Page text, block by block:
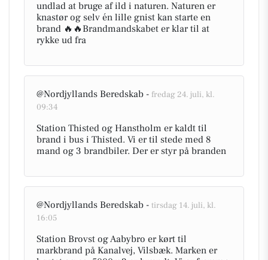
undlad at bruge af ild i naturen. Naturen er
knastør og selv én lille gnist kan starte en
brand 🔥🔥Brandmandskabet er klar til at
rykke ud fra
@Nordjyllands Beredskab - fredag 24. juli, kl.
09:34
Station Thisted og Hanstholm er kaldt til
brand i bus i Thisted. Vi er til stede med 8
mand og 3 brandbiler. Der er styr på branden
@Nordjyllands Beredskab - tirsdag 14. juli, kl.
16:05
Station Brovst og Aabybro er kørt til
markbrand på Kanalvej, Vilsbæk. Marken er